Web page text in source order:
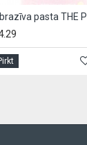
Abrazīva pasta THE PINK STUFF 850g - universāla